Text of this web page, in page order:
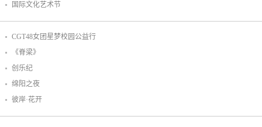
国际文化艺术节
CGT48女团星梦校园公益行
《脊梁》
创乐纪
绵阳之夜
彼岸·花开